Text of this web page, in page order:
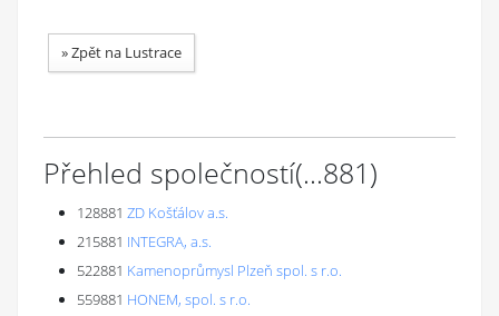
»Zpět na Lustrace
Přehled společností(...881)
128881 ZD Košťálov a.s.
215881 INTEGRA, a.s.
522881 Kamenoprůmysl Plzeň spol. s r.o.
559881 HONEM, spol. s r.o.